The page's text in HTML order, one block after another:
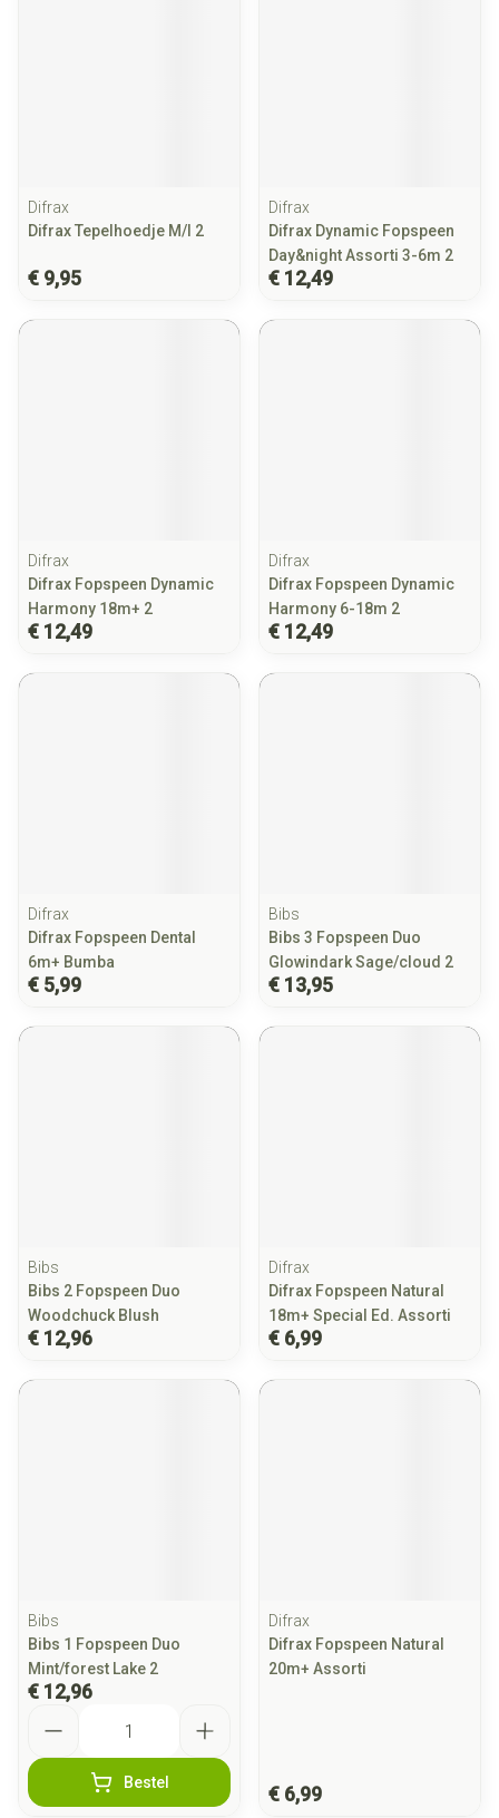
Difrax
Difrax Tepelhoedje M/l 2
€ 9,95
Difrax
Difrax Dynamic Fopspeen
Day&night Assorti 3-6m 2
€ 12,49
Difrax
Difrax Fopspeen Dynamic
Harmony 18m+ 2
€ 12,49
Difrax
Difrax Fopspeen Dynamic
Harmony 6-18m 2
€ 12,49
Difrax
Difrax Fopspeen Dental
6m+ Bumba
€ 5,99
Bibs
Bibs 3 Fopspeen Duo
Glowindark Sage/cloud 2
€ 13,95
Bibs
Bibs 2 Fopspeen Duo
Woodchuck Blush
€ 12,96
Difrax
Difrax Fopspeen Natural
18m+ Special Ed. Assorti
€ 6,99
Bibs
Bibs 1 Fopspeen Duo
Mint/forest Lake 2
€ 12,96
Bestel
Difrax
Difrax Fopspeen Natural
20m+ Assorti
€ 6,99